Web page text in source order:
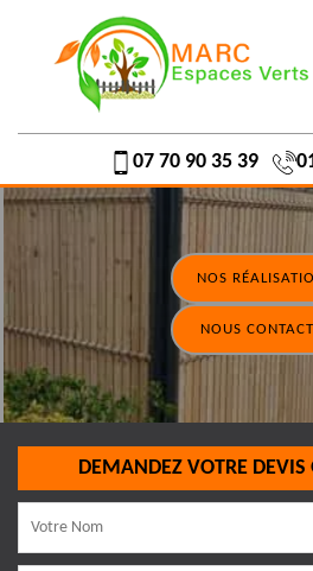
07 70 90 35 39
NOS
NOUS
DEMANDEZ VOTRE